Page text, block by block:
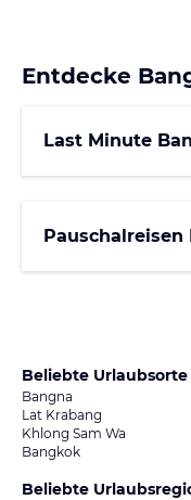
Entdecke
Last Minute
Pauschalreisen
Beliebte Urlaubsorte
Bangna
Lat Krabang
Khlong Sam Wa
Bangkok
Beliebte